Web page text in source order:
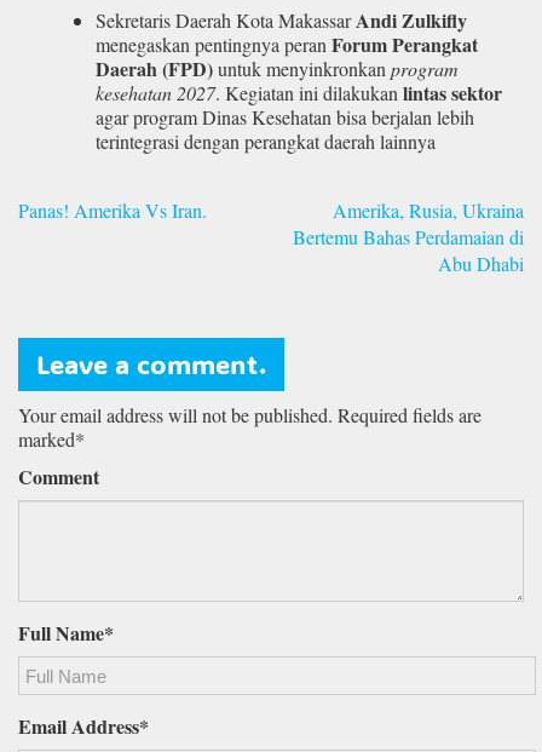
Sekretaris Daerah Kota MakassarAndi Zulkifly
menegaskan pentingnya peran Forum Perangkat
Daerah (FPD)untuk menyinkronkan program
kesehatan 2027. Kegiatan ini dilakukan lintas sektor
agar program Dinas Kesehatan bisa berjalan lebih
terintegrasi dengan perangkat daerah lainnya
Navigasi
Panas! Amerika Vs Iran.
Amerika, Rusia, Ukraina
Bertemu Bahas Perdamaian di
Abu Dhabi
Leave a comment.
Your email address will not be published. Required fields are
marked*
Comment
Full Name*
Email Address*